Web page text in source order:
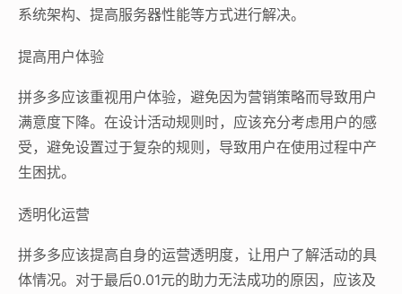
系统架构、提高服务器性能等方式进行解决。
提高用户体验
拼多多应该重视用户体验，避免因为营销策略而导致用户
满意度下降。在设计活动规则时，应该充分考虑用户的感
受，避免设置过于复杂的规则，导致用户在使用过程中产
生困扰。
透明化运营
拼多多应该提高自身的运营透明度，让用户了解活动的具
体情况。对于最后0.01元的助力无法成功的原因，应该及